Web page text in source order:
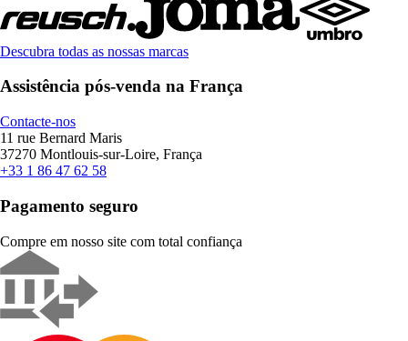
Descubra todas as nossas marcas
Assistência pós-venda na França
Contacte-nos
11 rue Bernard Maris
37270 Montlouis-sur-Loire, França
+33 1 86 47 62 58
Pagamento seguro
Compre em nosso site com total confiança